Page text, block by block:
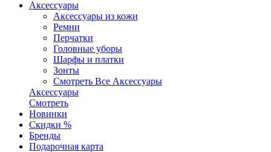
Аксессуары
Аксессуары из кожи
Ремни
Перчатки
Головные уборы
Шарфы и платки
Зонты
Смотреть Все Аксессуары
Аксессуары
Смотреть
Новинки
Скидки %
Бренды
Подарочная карта